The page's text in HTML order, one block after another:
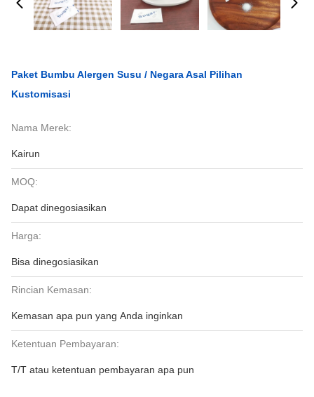
Paket Bumbu Alergen Susu / Negara Asal Pilihan
Kustomisasi
Nama Merek:
Kairun
MOQ:
Dapat dinegosiasikan
Harga:
Bisa dinegosiasikan
Rincian Kemasan:
Kemasan apa pun yang Anda inginkan
Ketentuan Pembayaran:
T/T atau ketentuan pembayaran apa pun